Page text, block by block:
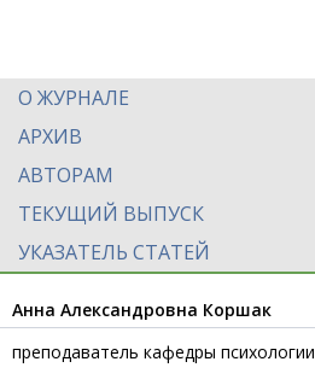
О ЖУРНАЛЕ
АРХИВ
АВТОРАМ
ТЕКУЩИЙ ВЫПУСК
УКАЗАТЕЛЬ СТАТЕЙ
Анна Александровна Коршак
преподаватель кафедры психологии